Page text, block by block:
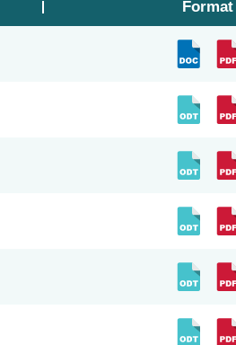
Format